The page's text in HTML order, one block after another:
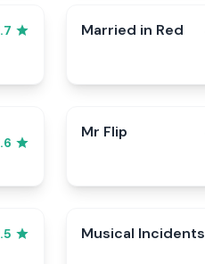
Married in Red
Mr Flip
Musical Incidents